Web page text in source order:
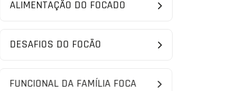
ALIMENTAÇÃO DO FOCADO
DESAFIOS DO FOCÃO
FUNCIONAL DA FAMÍLIA FOCA